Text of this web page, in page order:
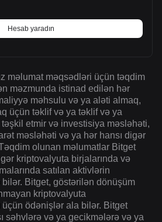
Hesab yaradın
məlumat məqsədləri üçün təqdim
məzmunda istinad edilən hər
məhsulu və ya aləti almaq,
üçün təklif və ya təklif və ya
etmir və investisiya məsləhəti,
məsləhəti və ya hər hansı digər
olunan məlumatlar Bitget
kriptovalyuta birjalarında və
satılan aktivlərin
Bitget, göstərilən dönüşüm
kriptovalyuta
üçün ödənişlər ala bilər. Bitget
səhvlərə və ya gecikmələrə və ya